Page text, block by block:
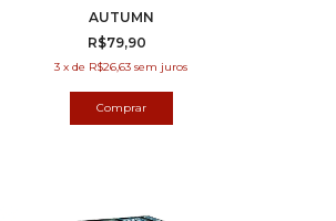
AUTUMN
R$79,90
3 x de R$26,63 sem juros